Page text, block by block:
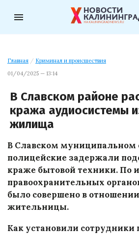
menu
Главная / Криминал и происшествия
01/04/2025 — 13:14
В Славском районе
кража аудиосистемы
жилища
В Славском муниципальном
полицейские задержали
краже бытовой техники. По
правоохранительных
было совершено в
жительницы.
Как установили сотрудники